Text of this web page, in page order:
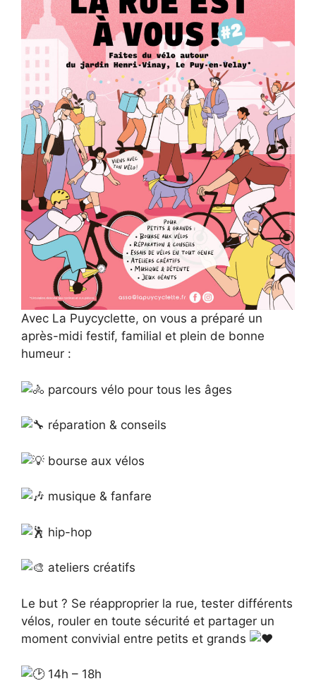
Avec La Puycyclette, on vous a préparé un
après-midi festif, familial et plein de bonne
humeur :
parcours vélo pour tous les âges
réparation & conseils
bourse aux vélos
musique & fanfare
hip-hop
ateliers créatifs
Le but ? Se réapproprier la rue, tester différents
vélos, rouler en toute sécurité et partager un
moment convivial entre petits et grands
14h – 18h